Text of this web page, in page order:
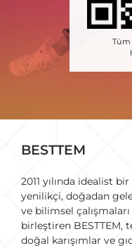
BESTTEM
2011 yılında idealist
yenilikçi, doğadan
ve bilimsel
birleştiren BESTTEM,
doğal karışımlar ve